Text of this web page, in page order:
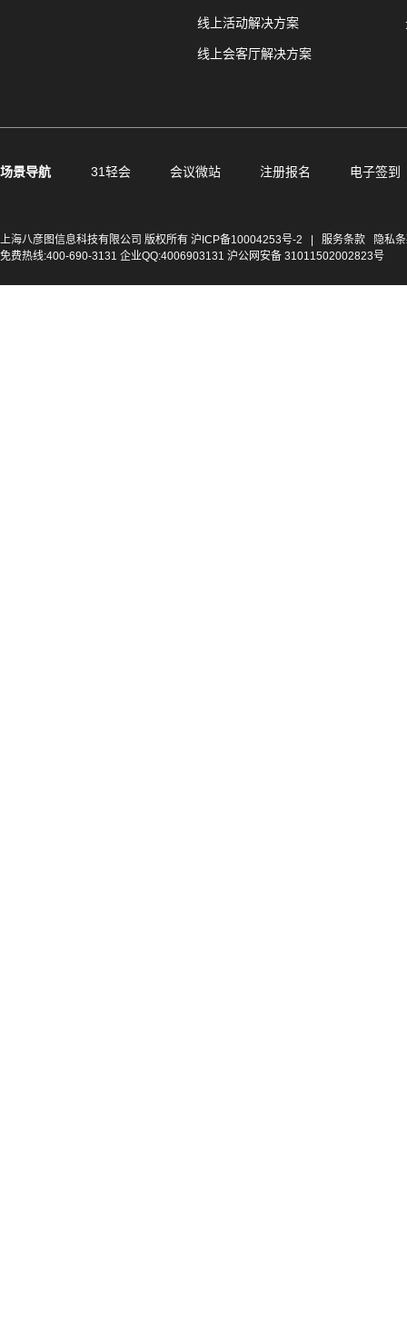
线上活动解决方案
线上会客厅解决方案
场景导航 31轻会 会议微站 注册报名 电子签到
上海八彦图信息科技有限公司 版权所有 沪ICP备10004253号-2 服务条款
隐私
免费热线:400-690-3131 企业QQ:4006903131 沪公网安备 31011502002823号